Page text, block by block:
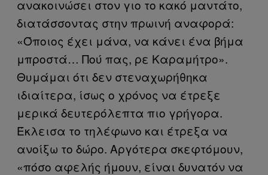
ανακοινώσει στον γιο το κακό μαντάτο,
διατάσσοντας στην πρωινή αναφορά:
«Όποιος έχει μάνα, να κάνει ένα βήμα
μπροστά… Πού πας, ρε Καραμήτρο».
Θυμάμαι ότι δεν στεναχωρήθηκα
ιδιαίτερα, ίσως ο χρόνος να έτρεξε
μερικά δευτερόλεπτα πιο γρήγορα.
Έκλεισα το τηλέφωνο και έτρεξα να
ανοίξω το δώρο. Αργότερα σκεφτόμουν,
«πόσο αφελής ήμουν, είναι δυνατόν να